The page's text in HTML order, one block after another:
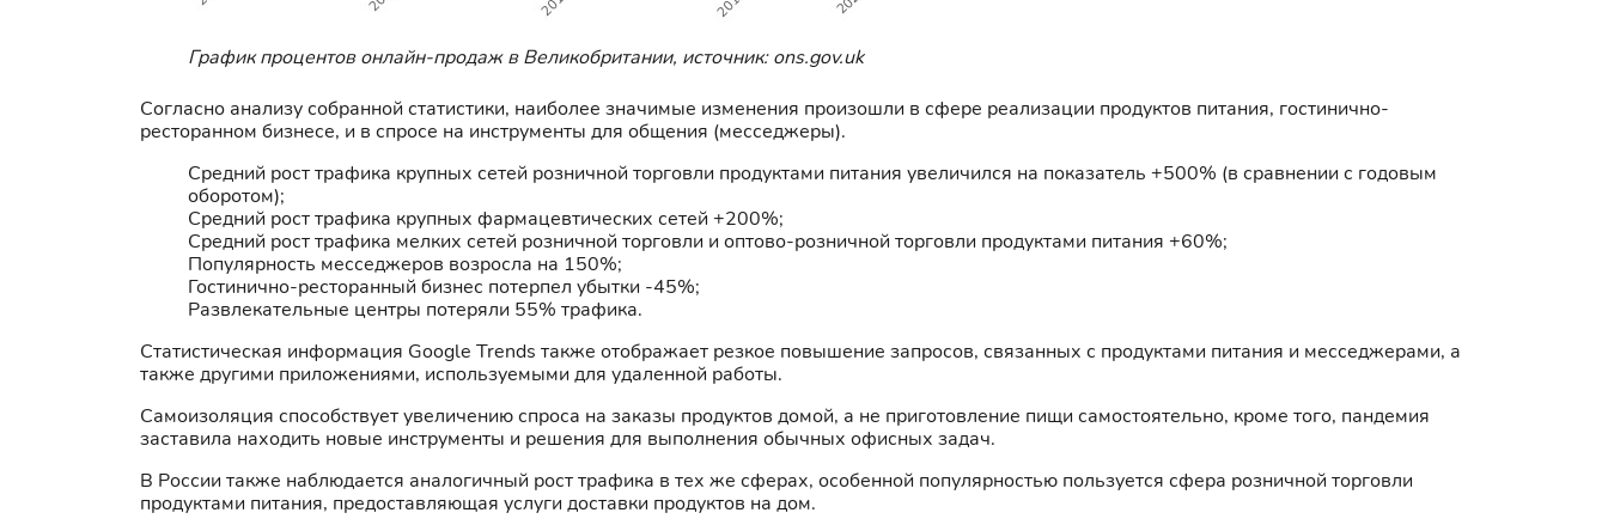
График процентов онлайн-продаж в Великобритании, источник: ons.gov.uk
Согласно анализу собранной статистики, наиболее значимые изменения произошли в сфере реализации продуктов питания, гостинично-
ресторанном бизнесе, и в спросе на инструменты для общения (месседжеры).
Средний рост трафика крупных сетей розничной торговли продуктами питания увеличился на показатель +500% (в сравнении с годовым
оборотом);
Средний рост трафика крупных фармацевтических сетей +200%;
Средний рост трафика мелких сетей розничной торговли и оптово-розничной торговли продуктами питания +60%;
Популярность месседжеров возросла на 150%;
Гостинично-ресторанный бизнес потерпел убытки -45%;
Развлекательные центры потеряли 55% трафика.
Статистическая информация Google Trends также отображает резкое повышение запросов, связанных с продуктами питания и месседжерами, а
также другими приложениями, используемыми для удаленной работы.
Самоизоляция способствует увеличению спроса на заказы продуктов домой, а не приготовление пищи самостоятельно, кроме того, пандемия
заставила находить новые инструменты и решения для выполнения обычных офисных задач.
В России также наблюдается аналогичный рост трафика в тех же сферах, особенной популярностью пользуется сфера розничной торговли
продуктами питания, предоставляющая услуги доставки продуктов на дом.